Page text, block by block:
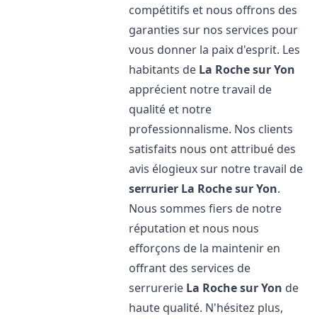
compétitifs et nous offrons des
garanties sur nos services pour
vous donner la paix d'esprit. Les
habitants de La Roche sur Yon
apprécient notre travail de
qualité et notre
professionnalisme. Nos clients
satisfaits nous ont attribué des
avis élogieux sur notre travail de
serrurier La Roche sur Yon.
Nous sommes fiers de notre
réputation et nous nous
efforçons de la maintenir en
offrant des services de
serrurerie La Roche sur Yon de
haute qualité. N'hésitez plus,